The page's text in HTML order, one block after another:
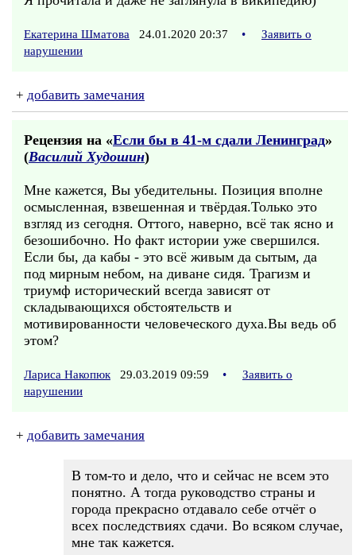
Екатерина Шматова 24.01.2020 20:37 •
Заявить о
нарушении
+ добавить замечания
Рецензия на «Если бы в 41-м сдали Ленинград»
(Василий Худошин)
Мне кажется, Вы убедительны. Позиция вполне
осмысленная, взвешенная и твёрдая.Только это
взгляд из сегодня. Оттого, наверно, всё так ясно и
безошибочно. Но факт истории уже свершился.
Если бы, да кабы - это всё живым да сытым, да
под мирным небом, на диване сидя. Трагизм и
триумф исторический всегда зависят от
складывающихся обстоятельств и
мотивированности человеческого духа.Вы ведь об
этом?
Лариса Накопюк 29.03.2019 09:59 •
Заявить о
нарушении
+ добавить замечания
В том-то и дело, что и сейчас не всем это
понятно. А тогда руководство страны и
города прекрасно отдавало себе отчёт о
всех последствиях сдачи. Во всяком случае,
мне так кажется.